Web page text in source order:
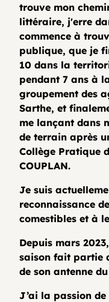
trouve mon
littéraire, j'erre
commence à
publique, que je
10 dans la
pendant 7 ans à
groupement des
Sarthe, et
me lançant dans
de terrain après
Collège Pratique
COUPLAN.
Je suis
reconnaissance
comestibles et à
Depuis mars
saison fait partie
de son antenne
J’ai la passion